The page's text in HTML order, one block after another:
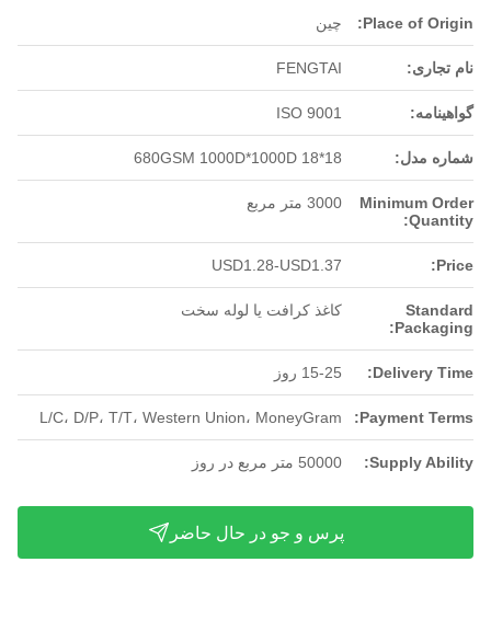
Place of Origin: چین
نام تجاری: FENGTAI
گواهینامه: ISO 9001
شماره مدل: 680GSM 1000D*1000D 18*18
Minimum Order
Quantity:
3000 متر مربع
Price:
USD1.28-USD1.37
Standard
Packaging:
کاغذ کرافت یا لوله سخت
Delivery Time: 15-25 روز
Payment Terms: L/C، D/P، T/T، Western Union، MoneyGram
Supply Ability: 50000 متر مربع در روز
پرس و جو در حال حاضر